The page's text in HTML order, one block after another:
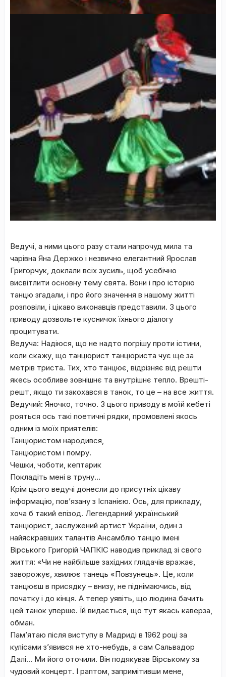
Ведучі, а ними цього разу стали напрочуд мила та
чарівна Яна Держко і незвично елегантний Ярослав
Григорчук, доклали всіх зусиль, щоб усебічно
висвітлити основну тему свята. Вони і про історію
танцю згадали, і про його значення в нашому житті
розповіли, і цікаво виконавців представили. З цього
приводу дозвольте кусничок їхнього діалогу
процитувати.
Ведуча: Надіюся, що не надто погрішу проти істини,
коли скажу, що танцюрист танцюриста чує ще за
метрів триста. Тих, хто танцює, відрізняє від решти
якесь особливе зовнішнє та внутрішнє тепло. Врешті-
решт, якщо ти закохався в танок, то це – на все життя.
Ведучий: Яночко, точно. З цього приводу в моїй кебеті
рояться ось такі поетичні рядки, промовлені якось
одним із моїх приятелів:
Танцюристом народився,
Танцюристом і помру.
Чешки, чоботи, кептарик
Покладіть мені в труну…
Крім цього ведучі донесли до присутніх цікаву
інформацію, пов’язану з Іспанією. Ось, для прикладу,
хоча б такий епізод. Легендарний український
танцюрист, заслужений артист України, один з
найяскравіших талантів Ансамблю танцю імені
Вірського Григорій ЧАПКІС наводив приклад зі свого
життя: «Чи не найбільше західних глядачів вражає,
заворожує, хвилює танець «Повзунець». Це, коли
танцюєш в присядку – внизу, не піднімаючись, від
початку і до кінця. А тепер уявіть, що людина бачить
цей танок уперше. Їй видається, що тут якась каверза,
обман.
Пам’ятаю після виступу в Мадриді в 1962 році за
кулісами з’явився не хто-небудь, а сам Сальвадор
Далі… Ми його оточили. Він подякував Вірському за
чудовий концерт. І раптом, запримітивши мене,